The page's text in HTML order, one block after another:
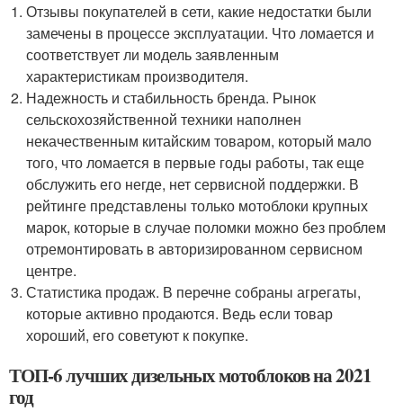
Отзывы покупателей в сети, какие недостатки были
замечены в процессе эксплуатации. Что ломается и
соответствует ли модель заявленным
характеристикам производителя.
Надежность и стабильность бренда. Рынок
сельскохозяйственной техники наполнен
некачественным китайским товаром, который мало
того, что ломается в первые годы работы, так еще
обслужить его негде, нет сервисной поддержки. В
рейтинге представлены только мотоблоки крупных
марок, которые в случае поломки можно без проблем
отремонтировать в авторизированном сервисном
центре.
Статистика продаж. В перечне собраны агрегаты,
которые активно продаются. Ведь если товар
хороший, его советуют к покупке.
ТОП-6 лучших дизельных мотоблоков на 2021
год